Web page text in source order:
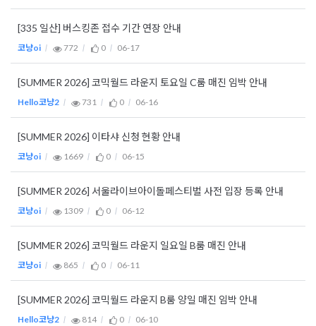
[335 일산] 버스킹존 접수 기간 연장 안내
코냥oi 772 0 06-17
[SUMMER 2026] 코믹월드 라운지 토요일 C룸 매진 임박 안내
Hello코냥2 731 0 06-16
[SUMMER 2026] 이타샤 신청 현황 안내
코냥oi 1669 0 06-15
[SUMMER 2026] 서울라이브아이돌페스티벌 사전 입장 등록 안내
코냥oi 1309 0 06-12
[SUMMER 2026] 코믹월드 라운지 일요일 B룸 매진 안내
코냥oi 865 0 06-11
[SUMMER 2026] 코믹월드 라운지 B룸 양일 매진 임박 안내
Hello코냥2 814 0 06-10